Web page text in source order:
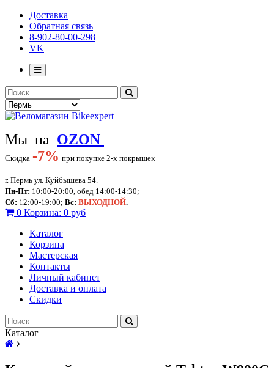
Доставка
Обратная связь
8-902-80-00-298
VK
Мы на OZON
Скидка -7% при покупке 2-х покрышек
г. Пермь ул. Куйбышева 54.
Пн-Пт: 10:00-20:00, обед 14:00-14:30;
Сб: 12:00-19:00; Вс: ВЫХОДНОЙ.
0 Корзина: 0 руб
Каталог
Корзина
Мастерская
Контакты
Личный кабинет
Доставка и оплата
Скидки
Каталог